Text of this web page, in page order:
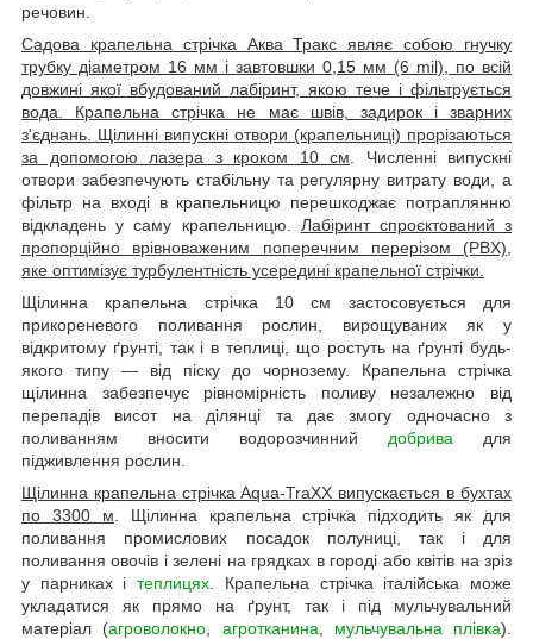
речовин.
Садова крапельна стрічка Аква Тракс являє собою гнучку
трубку діаметром 16 мм і завтовшки 0,15 мм (6 mil), по всій
довжині якої вбудований лабіринт, якою тече і фільтрується
вода. Крапельна стрічка не має швів, задирок і зварних
з'єднань. Щілинні випускні отвори (крапельниці) прорізаються
за допомогою лазера з кроком 10 см . Численні випускні
отвори забезпечують стабільну та регулярну витрату води, а
фільтр на вході в крапельницю перешкоджає потраплянню
відкладень у саму крапельницю. Лабіринт спроєктований з
пропорційно врівноваженим поперечним перерізом (PBX),
яке оптимізує турбулентність усередині крапельної стрічки.
Щілинна крапельна стрічка 10 см застосовується для
прикореневого поливання рослин, вирощуваних як у
відкритому ґрунті, так і в теплиці, що ростуть на ґрунті будь-
якого типу — від піску до чорнозему. Крапельна стрічка
щілинна забезпечує рівномірність поливу незалежно від
перепадів висот на ділянці та дає змогу одночасно з
поливанням вносити водорозчинний добрива для
підживлення рослин.
Щілинна крапельна стрічка Aqua-TraXX випускається в бухтах
по 3300 м . Щілинна крапельна стрічка підходить як для
поливання промислових посадок полуниці, так і для
поливання овочів і зелені на грядках в городі або квітів на зріз
у парниках ітеплицях . Крапельна стрічка італійська може
укладатися як прямо на ґрунт, так і під мульчувальний
матеріал (агроволокно агротканина мульчувальна плівка).